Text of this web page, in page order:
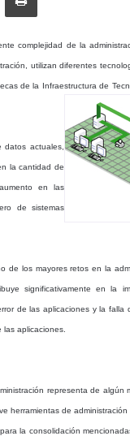
complejidad de la
utilizan diferentes
de la Infraestructura de
datos actuales,
la cantidad de
en las
de sistemas
los mayores retos en la
significativamente en la
de las aplicaciones y la falla
aplicaciones.
representa de algún
herramientas de administración
la consolidación